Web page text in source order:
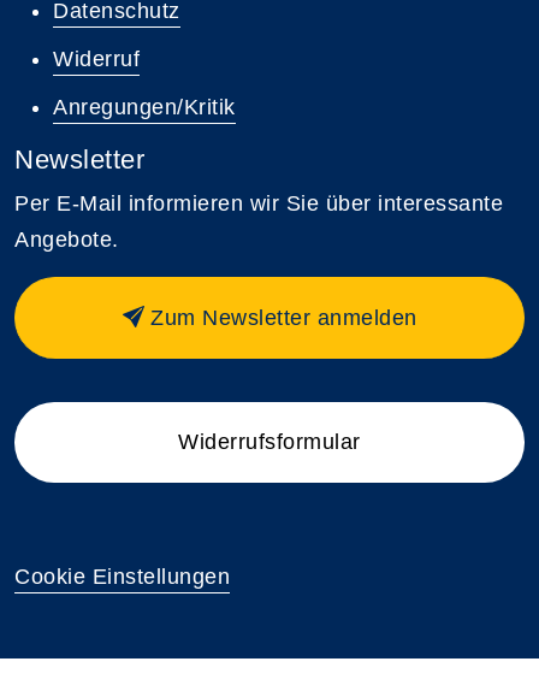
Datenschutz
Widerruf
Anregungen/Kritik
Newsletter
Per E-Mail informieren wir Sie über interessante
Angebote.
Zum Newsletter anmelden
Widerrufsformular
Cookie Einstellungen